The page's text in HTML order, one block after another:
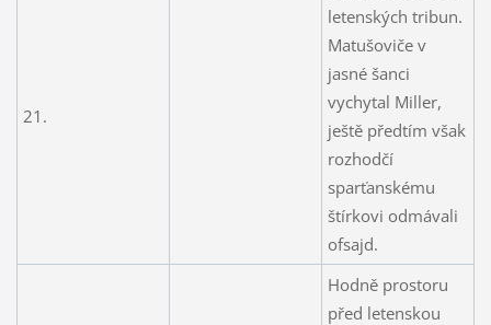
21.
letenských tribun.
Matušoviče v
jasné šanci
vychytal Miller,
ještě předtím však
rozhodčí
sparťanskému
štírkovi odmávali
ofsajd.
Hodně prostoru
před letenskou